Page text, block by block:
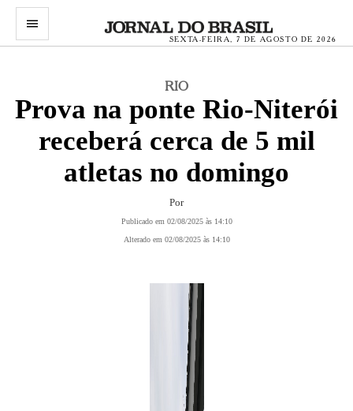
menu
SEXTA-FEIRA, 7 DE AGOSTO DE 2026
RIO
Prova na ponte Rio-Niterói
receberá cerca de 5 mil
atletas no domingo
Por
Publicado em 02/08/2025 às 14:10
Alterado em 02/08/2025 às 14:10